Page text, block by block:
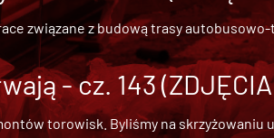
związane zbudową trasy
- cz. 143
torowisk. Byliśmy na skrzyżowaniu